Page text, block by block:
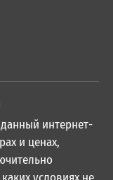
интернет-
и ценах,